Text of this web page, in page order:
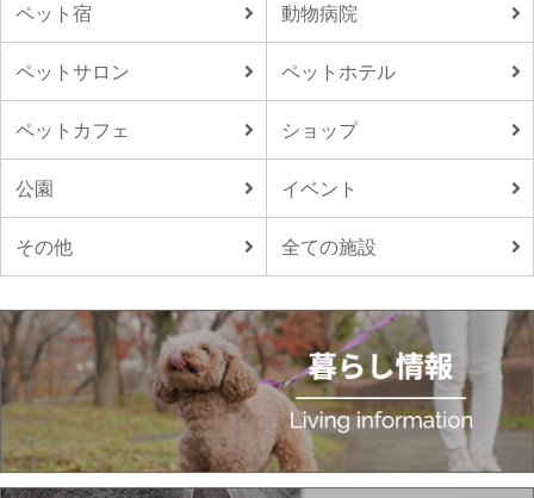
ペット宿 動物病院
ペットサロン ペットホテル
ペットカフェ ショップ
公園 イベント
その他 全ての施設